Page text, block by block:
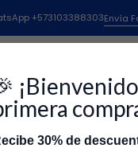
30% de
+573103388303Envía
Inicio Repuestos Para